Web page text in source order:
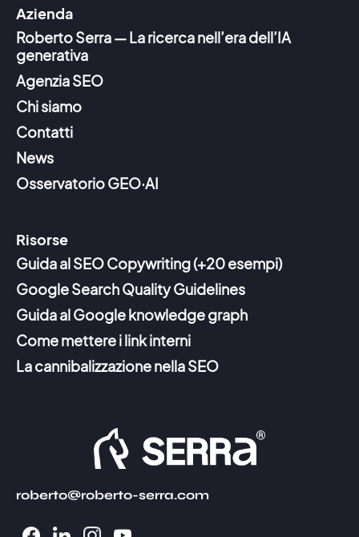
Azienda
Roberto Serra — La ricerca nell’era dell’IA
generativa
Agenzia SEO
Chi siamo
Contatti
News
Osservatorio GEO·AI
Risorse
Guida al SEO Copywriting (+20 esempi)
Google Search Quality Guidelines
Guida al Google knowledge graph
Come mettere i link interni
La cannibalizzazione nella SEO
roberto@roberto-serra.com